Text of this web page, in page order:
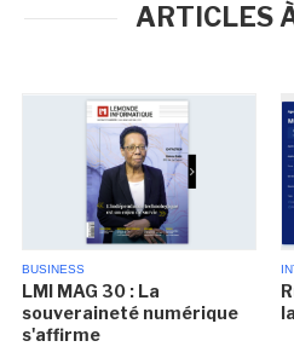
ARTICLES
BUSINESS
LMI MAG 30 : La
souveraineté numérique
s'affirme